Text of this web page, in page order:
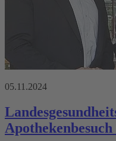
05.11.2024